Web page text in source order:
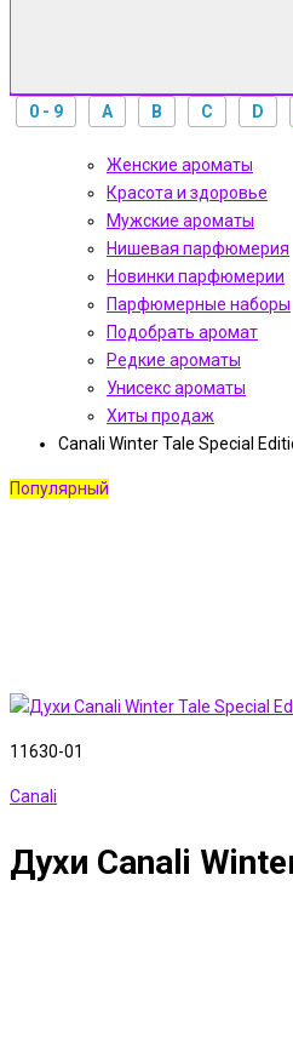
0 - 9 A B C D
Женские ароматы
Красота и здоровье
Мужские ароматы
Нишевая парфюмерия
Новинки парфюмерии
Парфюмерные наборы
Подобрать аромат
Редкие ароматы
Унисекс ароматы
Хиты продаж
Canali Winter Tale Special
Популярный
11630-01
Canali
Духи Canali